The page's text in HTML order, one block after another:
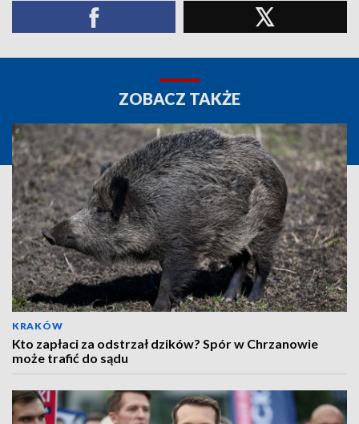
ZOBACZ TAKŻE
KRAKÓW
Kto zapłaci za odstrzał dzików? Spór w Chrzanowie
może trafić do sądu